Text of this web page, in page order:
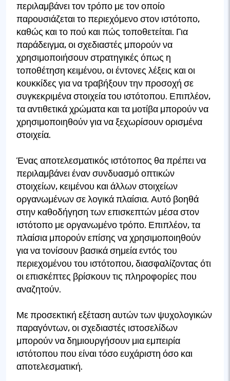
περιλαμβάνει τον τρόπο με τον οποίο
παρουσιάζεται το περιεχόμενο στον ιστότοπο,
καθώς και το πού και πώς τοποθετείται. Για
παράδειγμα, οι σχεδιαστές μπορούν να
χρησιμοποιήσουν στρατηγικές όπως η
τοποθέτηση κειμένου, οι έντονες λέξεις και οι
κουκκίδες για να τραβήξουν την προσοχή σε
συγκεκριμένα στοιχεία του ιστότοπου. Επιπλέον,
τα αντιθετικά χρώματα και τα μοτίβα μπορούν να
χρησιμοποιηθούν για να ξεχωρίσουν ορισμένα
στοιχεία.
Ένας αποτελεσματικός ιστότοπος θα πρέπει να
περιλαμβάνει έναν συνδυασμό οπτικών
στοιχείων, κειμένου και άλλων στοιχείων
οργανωμένων σε λογικά πλαίσια. Αυτό βοηθά
στην καθοδήγηση των επισκεπτών μέσα στον
ιστότοπο με οργανωμένο τρόπο. Επιπλέον, τα
πλαίσια μπορούν επίσης να χρησιμοποιηθούν
για να τονίσουν βασικά σημεία εντός του
περιεχομένου του ιστότοπου, διασφαλίζοντας ότι
οι επισκέπτες βρίσκουν τις πληροφορίες που
αναζητούν.
Με προσεκτική εξέταση αυτών των ψυχολογικών
παραγόντων, οι σχεδιαστές ιστοσελίδων
μπορούν να δημιουργήσουν μια εμπειρία
ιστότοπου που είναι τόσο ευχάριστη όσο και
αποτελεσματική.